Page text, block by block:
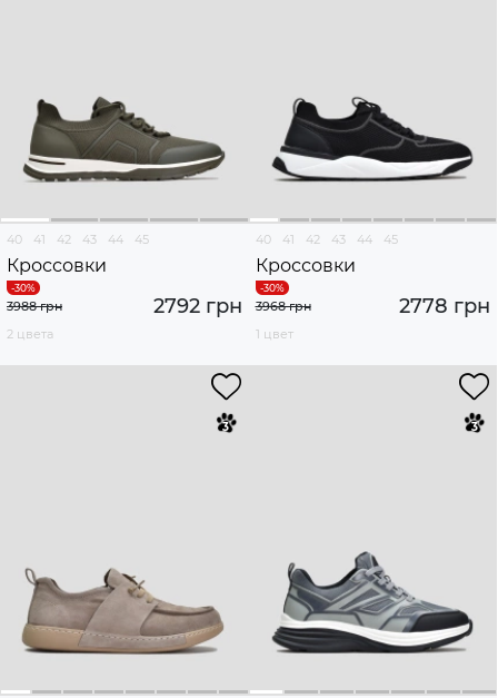
40 41 42 43 44 45
Кроссовки
2792 грн
3988 грн
2 цвета
40 41 42 43 44 45
Кроссовки
2778 грн
3968 грн
1 цвет